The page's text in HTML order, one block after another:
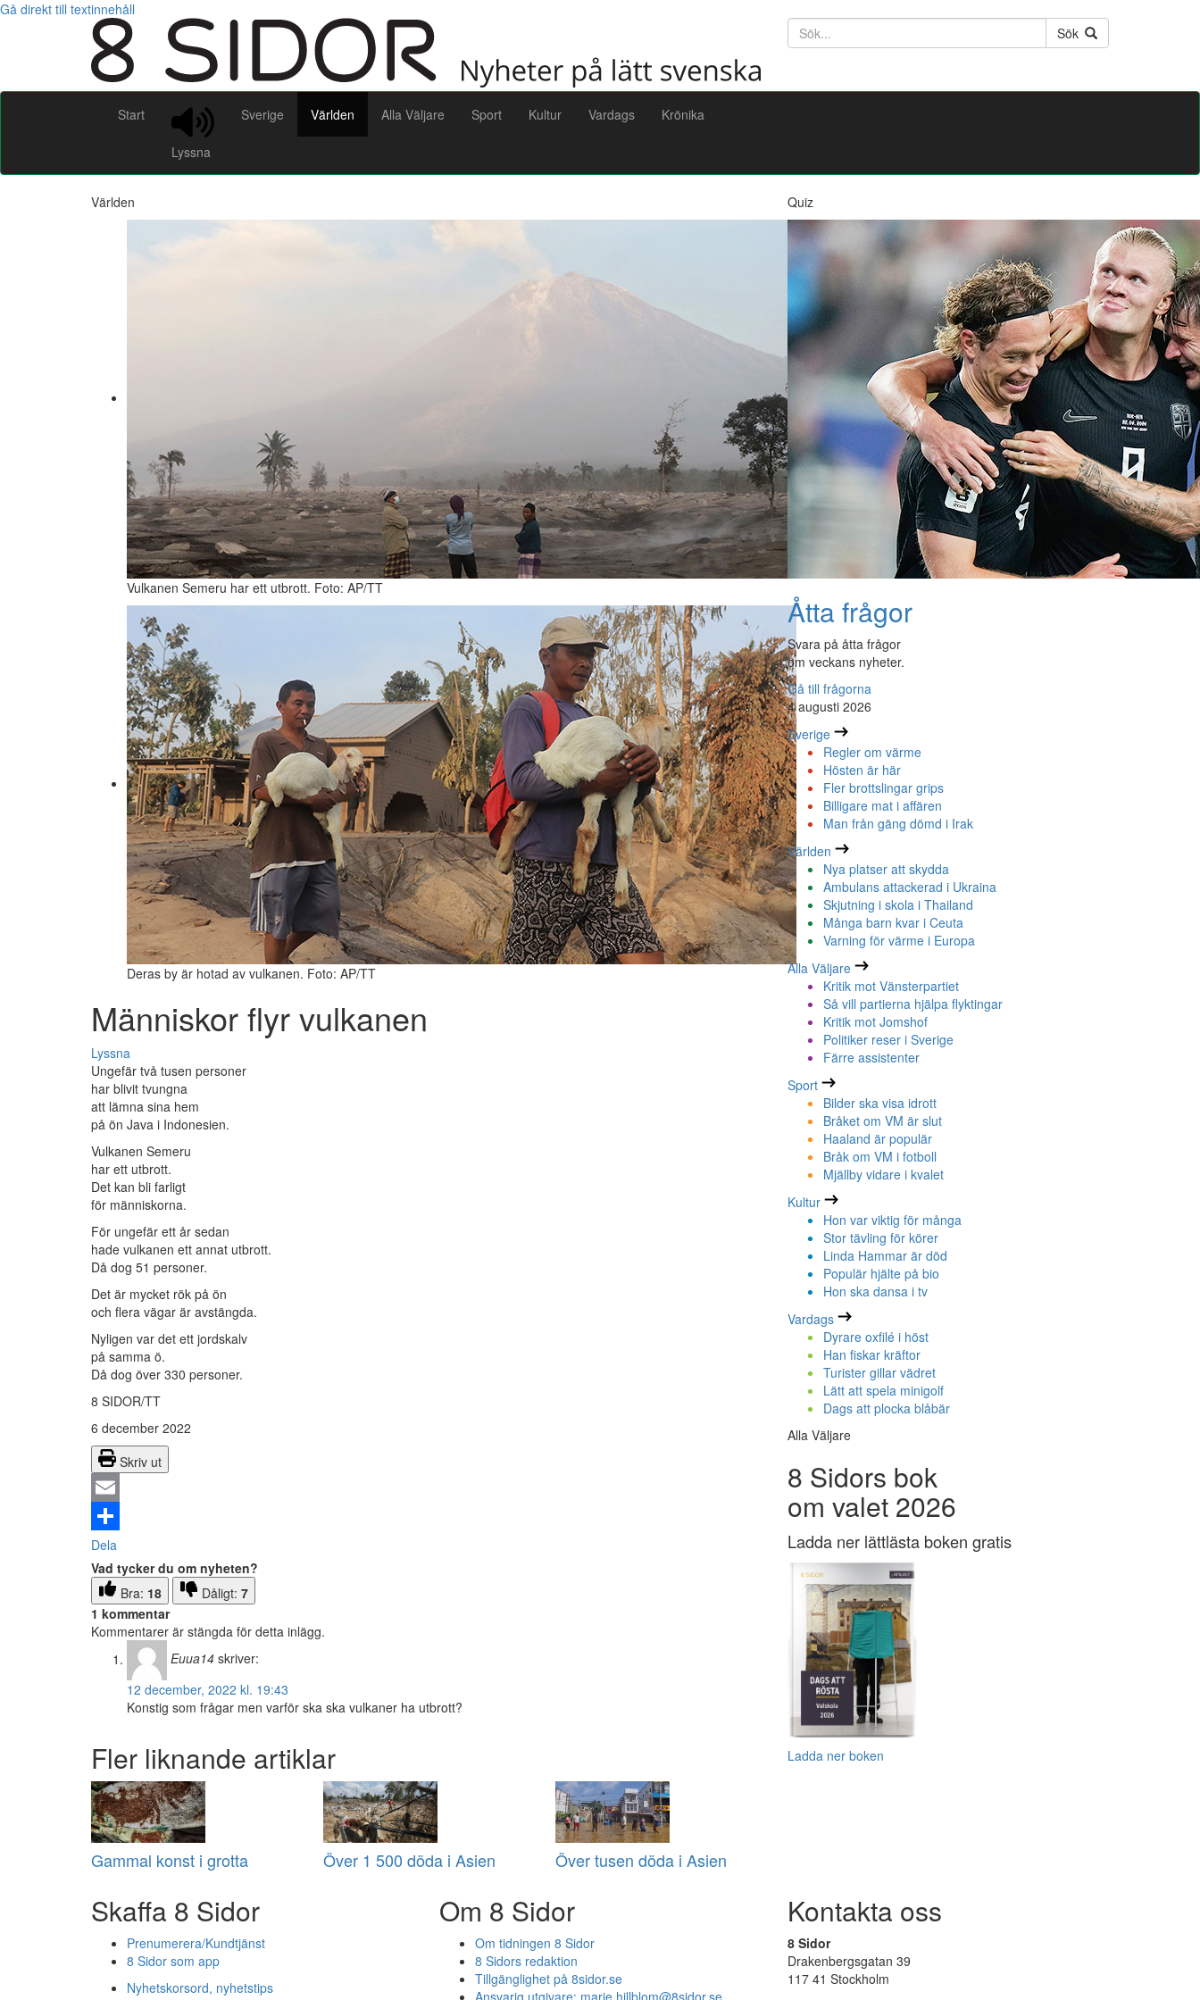
Gå direkt till textinnehåll
Söktext
Sök
Start
Lyssna
Sverige Världen Alla Väljare Sport Kultur Vardags Krönika
Världen
Vulkanen Semeru har ett utbrott. Foto: AP/TT
Deras by är hotad av vulkanen. Foto: AP/TT
Människor flyr vulkanen
Lyssna
Ungefär två tusen personer
har blivit tvungna
att lämna sina hem
på ön Java i Indonesien.
Vulkanen Semeru
har ett utbrott.
Det kan bli farligt
för människorna.
För ungefär ett år sedan
hade vulkanen ett annat utbrott.
Då dog 51 personer.
Det är mycket rök på ön
och flera vägar är avstängda.
Nyligen var det ett jordskalv
på samma ö.
Då dog över 330 personer.
8 SIDOR/TT
6 december 2022
Skriv ut
Email
Dela
Vad tycker du om nyheten?
Bra: 18 Dåligt: 7
1 kommentar
Kommentarer är stängda för detta inlägg.
Euua14 skriver:
12 december, 2022 kl. 19:43
Konstig som frågar men varför ska ska vulkaner ha utbrott?
Fler liknande artiklar
Gammal konst i grotta Över 1 500 döda i Asien Över tusen döda i Asien
Quiz
Åtta frågor
Svara på åtta frågor
om veckans nyheter.
Gå till frågorna
4 augusti 2026
Sverige
Regler om värme
Hösten är här
Fler brottslingar grips
Billigare mat i affären
Man från gäng dömd i Irak
Världen
Nya platser att skydda
Ambulans attackerad i Ukraina
Skjutning i skola i Thailand
Många barn kvar i Ceuta
Varning för värme i Europa
Alla Väljare
Kritik mot Vänsterpartiet
Så vill partierna hjälpa flyktingar
Kritik mot Jomshof
Politiker reser i Sverige
Färre assistenter
Sport
Bilder ska visa idrott
Bråket om VM är slut
Haaland är populär
Bråk om VM i fotboll
Mjällby vidare i kvalet
Kultur
Hon var viktig för många
Stor tävling för körer
Linda Hammar är död
Populär hjälte på bio
Hon ska dansa i tv
Vardags
Dyrare oxfilé i höst
Han fiskar kräftor
Turister gillar vädret
Lätt att spela minigolf
Dags att plocka blåbär
Alla Väljare
8 Sidors bok
om valet 2026
Ladda ner lättlästa boken gratis
Ladda ner boken
Skaffa 8 Sidor
Prenumerera/Kundtjänst
8 Sidor som app
Nyhetskorsord, nyhetstips
Om 8 Sidor
Om tidningen 8 Sidor
8 Sidors redaktion
Tillgänglighet på 8sidor.se
Kontakta oss
8 Sidor
Drakenbergsgatan 39
117 41 Stockholm